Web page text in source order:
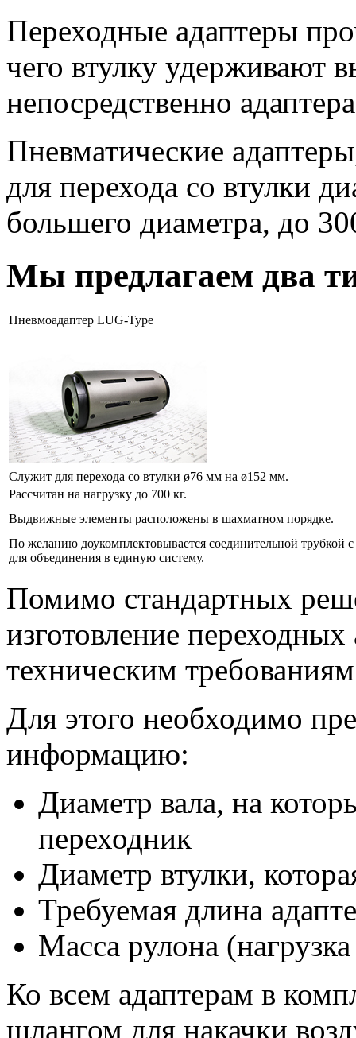
Переходные адаптеры
чего втулку удерживают
непосредственно
Пневматические
для перехода со втулки
большего диаметра, до
Мы предлагаем два
Пневмоадаптер LUG-Type
Служит для перехода со втулки ø76 мм на ø152 мм.
Рассчитан на нагрузку до 700 кг.
Выдвижные элементы расположены в шахматном порядке.
По желанию доукомплектовывается соединительной трубкой
для объединения в единую систему.
Помимо стандартных
изготовление переходных
техническим
Для этого необходимо
информацию:
Диаметр вала, на
переходник
Диаметр втулки,
Требуемая длина
Масса рулона
Ко всем адаптерам в
шлангом для накачки